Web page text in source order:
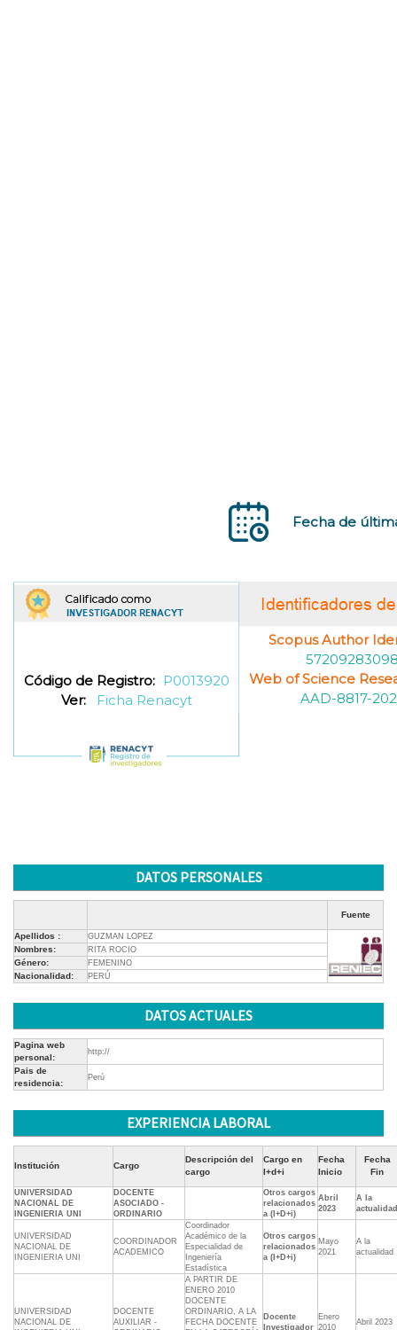
Fecha de
Código de Registro: P0013920
Ver:
Ficha Renacyt
Scopus Author
Web of Science
AAD-8817-
DATOS PERSONALES
Fuente
Apellidos : GUZMAN LOPEZ
Nombres: RITA ROCIO
Género: FEMENINO
Nacionalidad: PERÚ
DATOS ACTUALES
Pagina web
personal:
http://
Pais de
residencia:
Perú
EXPERIENCIA LABORAL
Institución Cargo
Descripción del
cargo
Cargo en
I+d+i
Fecha
Inicio
Fecha
Fin
UNIVERSIDAD
NACIONAL DE
INGENIERIA UNI
DOCENTE
ASOCIADO -
ORDINARIO
Otros cargos
relacionados
a (I+D+i)
Abril
2023
A la
actualidad
UNIVERSIDAD
NACIONAL DE
INGENIERIA UNI
COORDINADOR
ACADEMICO
Coordinador
Académico de la
Especialidad de
Ingeniería
Estadística
Otros cargos
relacionados
a (I+D+i)
Mayo
2021
A la
actualidad
UNIVERSIDAD
NACIONAL DE
DOCENTE
AUXILIAR -
A PARTIR DE
ENERO 2010
DOCENTE
ORDINARIO, A LA
FECHA DOCENTE
Docente
Investigador
Enero
2010
Abril 2023